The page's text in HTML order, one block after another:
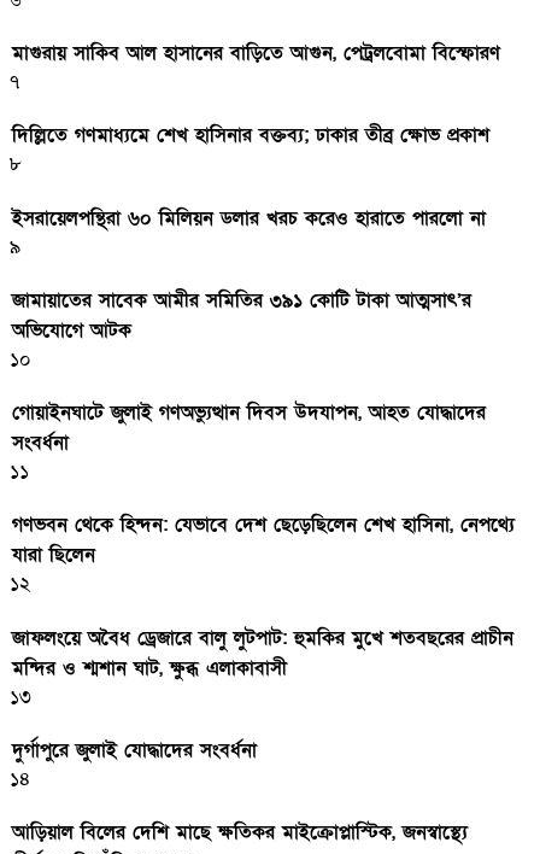
মাগুরায় সাকিব আল হাসানের বাড়িতে আগুন, পেট্রলবোমা বিস্ফোরণ
৭
দিল্লিতে গণমাধ্যমে শেখ হাসিনার বক্তব্য; ঢাকার তীব্র ক্ষোভ প্রকাশ
৮
ইসরায়েলপন্থিরা ৬০ মিলিয়ন ডলার খরচ করেও হারাতে পারলো না
৯
জামায়াতের সাবেক আমীর সমিতির ৩৯১ কোটি টাকা আত্মসাৎ’র
অভিযোগে আটক
১০
গোয়াইনঘাটে জুলাই গণঅভ্যুত্থান দিবস উদযাপন, আহত যোদ্ধাদের
সংবর্ধনা
১১
গণভবন থেকে হিন্দন: যেভাবে দেশ ছেড়েছিলেন শেখ হাসিনা, নেপথ্যে
যারা ছিলেন
১২
জাফলংয়ে অবৈধ ড্রেজারে বালু লুটপাট: হুমকির মুখে শতবছরের প্রাচীন
মন্দির ও শ্মশান ঘাট, ক্ষুব্ধ এলাকাবাসী
১৩
দুর্গাপুরে জুলাই যোদ্ধাদের সংবর্ধনা
১৪
আড়িয়াল বিলের দেশি মাছে ক্ষতিকর মাইক্রোপ্লাস্টিক, জনস্বাস্থ্যে